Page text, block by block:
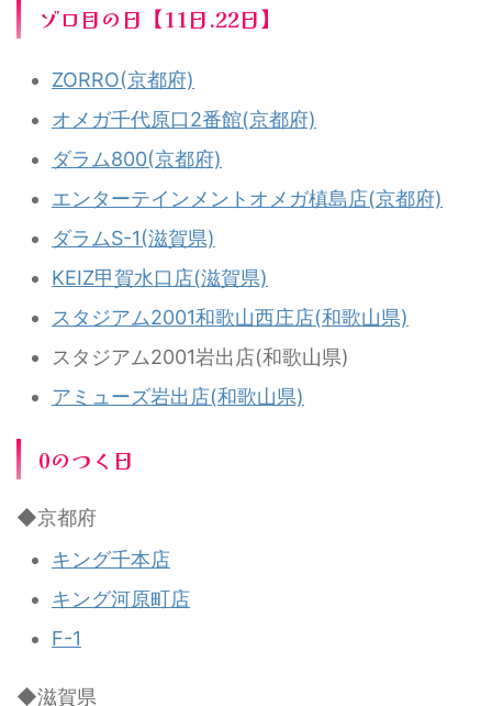
ゾロ目の日【11日.22日】
ZORRO(京都府)
オメガ千代原口2番館(京都府)
ダラム800(京都府)
エンターテインメントオメガ槙島店(京都府)
ダラムS-1(滋賀県)
KEIZ甲賀水口店(滋賀県)
スタジアム2001和歌山西庄店(和歌山県)
スタジアム2001岩出店(和歌山県)
アミューズ岩出店(和歌山県)
0のつく日
◆京都府
キング千本店
キング河原町店
F-1
◆滋賀県